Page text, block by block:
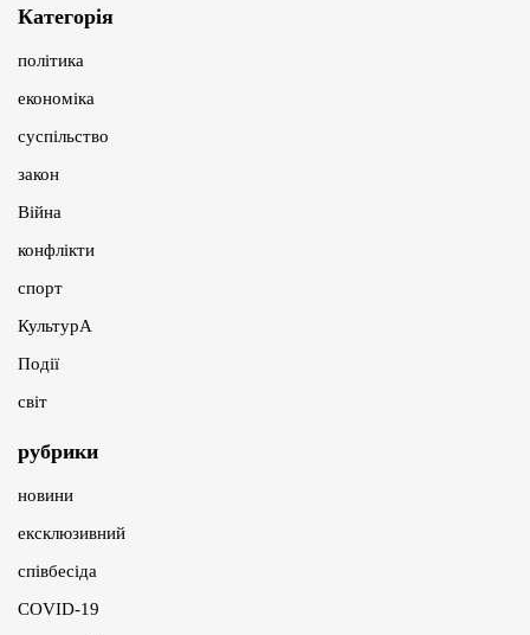
Категорія
політика
економіка
суспільство
закон
Війна
конфлікти
спорт
КультурА
Події
світ
рубрики
новини
ексклюзивний
співбесіда
COVID-19